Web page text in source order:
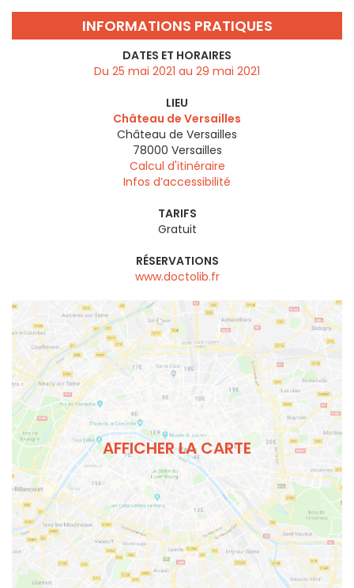
INFORMATIONS PRATIQUES
DATES ET HORAIRES
Du 25 mai 2021 au 29 mai 2021
LIEU
Château de Versailles
Château de Versailles
78000 Versailles
Calcul d'itinéraire
Infos d’accessibilité
TARIFS
Gratuit
RÉSERVATIONS
www.doctolib.fr
AFFICHER LA CARTE